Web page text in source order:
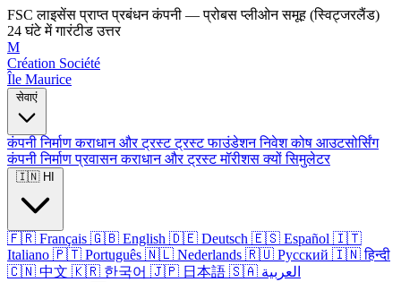
FSC लाइसेंस प्राप्त प्रबंधन कंपनी — प्रोबस प्लीओन समूह (स्विट्जरलैंड)
24 घंटे में गारंटीड उत्तर
M
Création Société
Île Maurice
कंपनी निर्माणकराधान और ट्रस्टट्रस्टफाउंडेशननिवेश कोष आउटसोर्सिंग
कंपनी निर्माणप्रवासनकराधान और ट्रस्टमॉरीशस क्योंसिमुलेटर
🇫🇷 Français 🇬🇧 English 🇩🇪 Deutsch 🇪🇸 Español 🇮🇹
Italiano 🇵🇹 Português 🇳🇱 Nederlands 🇷🇺 Русский 🇮🇳 हिन्दी
🇨🇳 中文 🇰🇷 한국어 🇯🇵 日本語
🇸🇦 العربية